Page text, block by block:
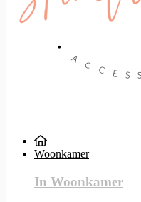
Woonkamer
In Woonkamer